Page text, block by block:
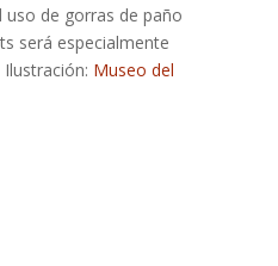
uso de gorras de paño
será especialmente
Museo del